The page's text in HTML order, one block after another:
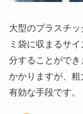
大型のプラスチ
ミ袋に収まるサ
分することがで
かかりますが、
有効な手段です。